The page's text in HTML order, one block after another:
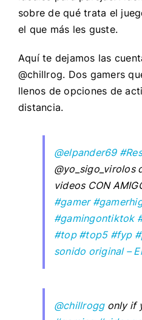
sobre de qué trata el
el que más les guste.
Aquí te dejamos las
@chillrog. Dos gamers
llenos de opciones de
distancia.
@elpander69
@yo_sigo_virolos
videos CON
#gamer
#gamingontiktok
#top #top5 #fyp
sonido original –
@chillroggonly if